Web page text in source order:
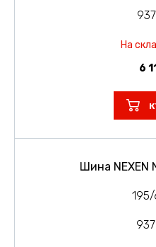
На
6
Шина NEXEN
195/